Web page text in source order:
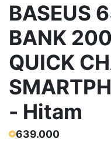
BASEUS
BANK
QUICK
- Hitam
639.000